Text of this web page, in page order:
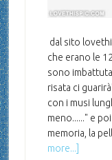
dal sito
che erano le
sono
risata ci
con i musi
meno......" e
memoria, la
more...]